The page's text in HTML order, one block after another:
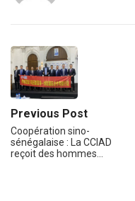
Previous Post
Coopération sino-
sénégalaise : La CCIAD
reçoit des hommes…